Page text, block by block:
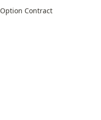
Option Contract